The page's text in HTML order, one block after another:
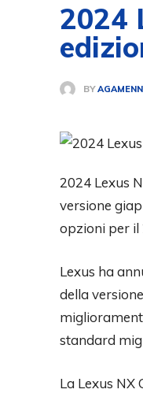
2024
BY
2024 Lexus
versione
opzioni per il
Lexus ha
della
standard
La Lexus